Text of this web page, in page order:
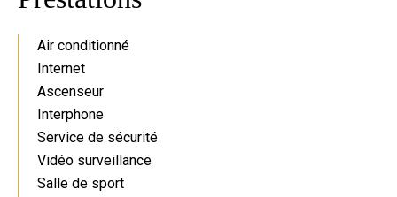
Air conditionné
Internet
Ascenseur
Interphone
Service de sécurité
Vidéo surveillance
Salle de sport